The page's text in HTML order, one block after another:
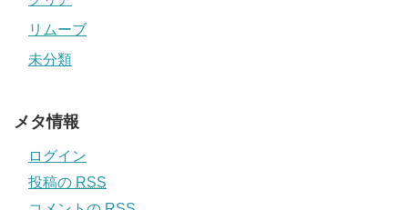
リムーブ
未分類
メタ情報
ログイン
投稿の RSS